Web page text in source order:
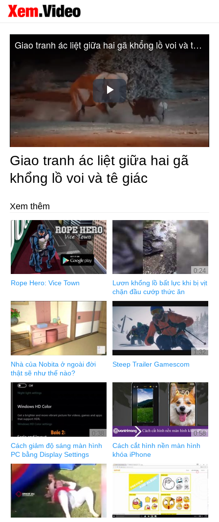
Play
Video
Giao tranh ác liệt giữa hai gã khổng lồ voi và tê giác
Giao tranh ác liệt giữa hai gã
khổng lồ voi và tê giác
Xem thêm
Rope Hero: Vice Town
0:24
Lươn khổng lồ bất lực khi bị vịt
chặn đầu cướp thức ăn
Nhà của Nobita ở ngoài đời
thật sẽ như thế nào?
1:32
Steep Trailer Gamescom
0:38
Cách giảm độ sáng màn hình
PC bằng Display Settings
0:58
Cách cắt hình nền màn hình
khóa iPhone